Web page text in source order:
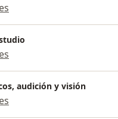
audición y visión